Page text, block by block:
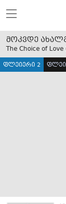
მოკვდე
The Choice of
ფლეიერი 2